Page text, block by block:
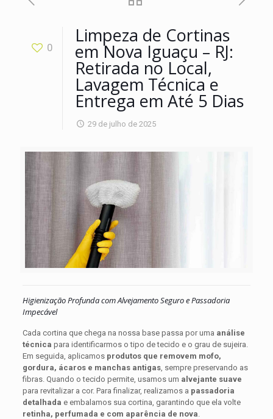
0
Limpeza de Cortinas
em Nova Iguaçu – RJ:
Retirada no Local,
Lavagem Técnica e
Entrega em Até 5 Dias
29 de julho de 2025
a
cortina
sua
casa
em
Nova
Iguaçu
–
RJ,
embalada
e
perfumada.
Atuamos
em
ruas
como
Rua
General
Osório,
Higienização Profunda com Alvejamento Seguro e Passadoria
Impecável
Cada cortina que chega na nossa base passa por uma análise
técnica para identificarmos o tipo de tecido e o grau de sujeira.
Em seguida, aplicamos produtos que removem mofo,
gordura, ácaros e manchas antigas, sempre preservando as
fibras. Quando o tecido permite, usamos um alvejante suave
para revitalizar a cor. Para finalizar, realizamos a passadoria
detalhada e embalamos sua cortina, garantindo que ela volte
retinha, perfumada e com aparência de nova